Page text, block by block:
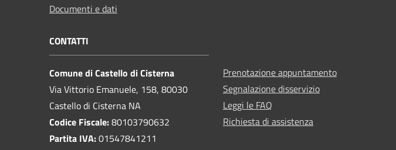
Documenti e dati
CONTATTI
Comune di Castello di Cisterna
Via Vittorio Emanuele, 158, 80030
Castello di Cisterna NA
Codice Fiscale:80103790632
Partita IVA:01547841211
Prenotazione appuntamento
Segnalazione disservizio
Leggi le FAQ
Richiesta di assistenza